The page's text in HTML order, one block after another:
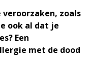
veroorzaken, zoals
ook al dat je
Een
met de dood